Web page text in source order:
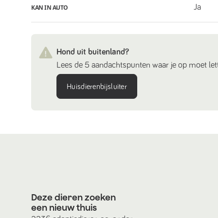
KAN IN AUTO Ja
Hond uit buitenland?
Lees de 5 aandachtspunten waar je op moet
Huisdierenbijsluiter
Deze dieren zoeken
een nieuw thuis